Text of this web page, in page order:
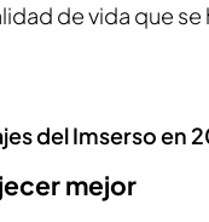
de vida que
del Imserso en
mejor